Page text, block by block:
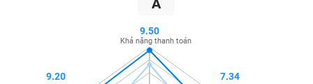
A
9.50
Khả năng thanh toán
7.34
9.20